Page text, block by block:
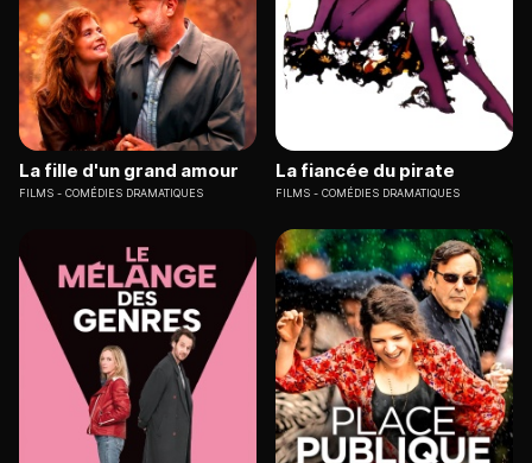
La fille d'un grand amour
FILMS COMÉDIES DRAMATIQUES
La fiancée du pirate
FILMS COMÉDIES DRAMATIQUES